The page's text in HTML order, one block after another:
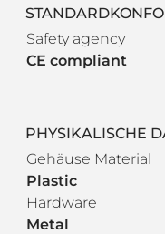
Safety agency
CE compliant
PHYSIKALISCHE
Gehäuse Material
Plastic
Hardware
Metal